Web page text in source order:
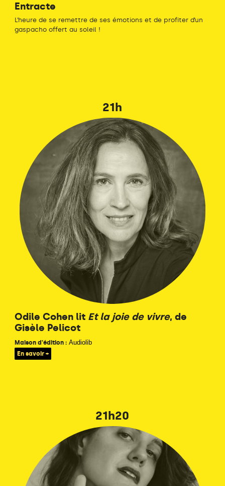
Entracte
L’heure de se remettre de ses émotions et de profiter d’un
gaspacho offert au soleil !
21h
Odile Cohen lit Et la joie de vivre, de
Gisèle Pelicot
Maison d'édition : Audiolib
En savoir +
21h20